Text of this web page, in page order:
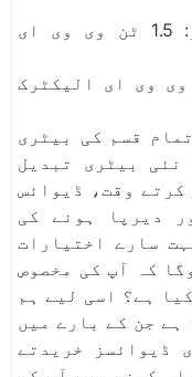
وی وی ای سی بی اسٹیکر: 1.5 ٹن وی وی ای
ای اسٹیکر: 1.5 ٹن وی وی ای الیکٹرک
قسم کی بیٹری
بیٹری تبدیل
وقت، ڈیوائس
دیرپا ہونے کی
سارے اختیارات
کہ آپ کی مخصوص
ہے؟ اسی لیے ہم
ہے جن کے بارے میں
ڈیوائسز خریدتے